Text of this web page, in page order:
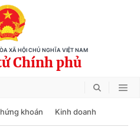
XÃ HỘI CHỦ NGHĨA VIỆT NAM
Chính phủ
khoán Kinh doanh